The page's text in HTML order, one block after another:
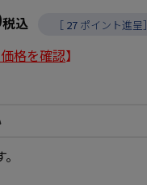
税込 ［ 27 ポイント進呈］
格を確認】